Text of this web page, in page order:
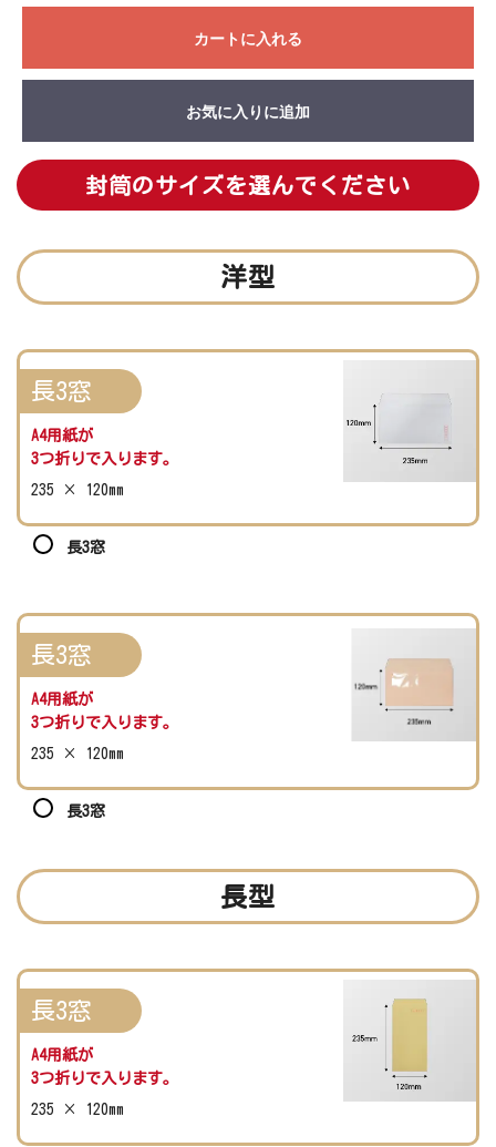
カートに入れる
お気に入りに追加
封筒のサイズを選んでください
洋型
長3窓
A4用紙が
3つ折りで入ります。
235 × 120mm
長3窓
長3窓
A4用紙が
3つ折りで入ります。
235 × 120mm
長3窓
長型
長3窓
A4用紙が
3つ折りで入ります。
235 × 120mm